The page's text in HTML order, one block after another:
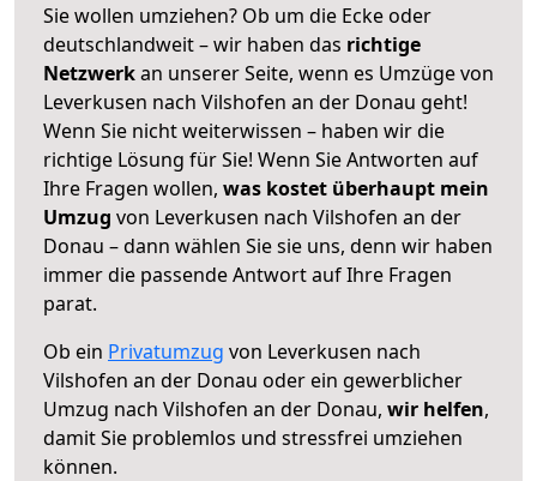
Sie wollen umziehen? Ob um die Ecke oder
deutschlandweit – wir haben das richtige
Netzwerkan unserer Seite, wenn es Umzüge von
Leverkusen nach Vilshofen an der Donau geht!
Wenn Sie nicht weiterwissen – haben wir die
richtige Lösung für Sie! Wenn Sie Antworten auf
Ihre Fragen wollen, was kostet überhaupt mein
Umzug von Leverkusen nach Vilshofen an der
Donau – dann wählen Sie sie uns, denn wir haben
immer die passende Antwort auf Ihre Fragen
parat.
Ob ein Privatumzug von Leverkusen nach
Vilshofen an der Donau oder ein gewerblicher
Umzug nach Vilshofen an der Donau, wir helfen,
damit Sie problemlos und stressfrei umziehen
können.